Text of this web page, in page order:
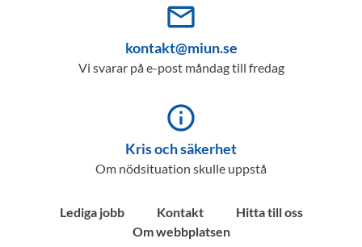
mail_outline
kontakt@miun.se
Vi svarar på e-post måndag till fredag
info_outline
Kris och säkerhet
Om nödsituation skulle uppstå
Lediga jobb Kontakt
Hitta till oss
Om webbplatsen